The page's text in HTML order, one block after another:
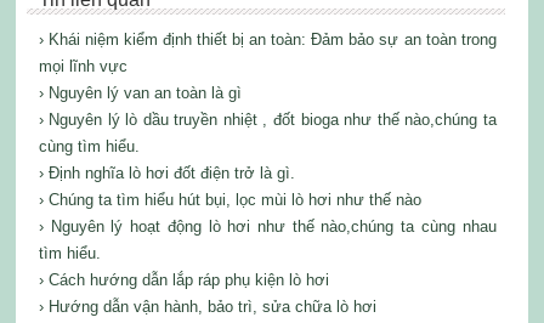
› Khái niệm kiểm định thiết bị an toàn: Đảm bảo sự an toàn trong
mọi lĩnh vực
› Nguyên lý van an toàn là gì
› Nguyên lý lò dầu truyền nhiệt , đốt bioga như thế nào,chúng ta
cùng tìm hiểu.
› Định nghĩa lò hơi đốt điện trở là gì.
› Chúng ta tìm hiểu hút bụi, lọc mùi lò hơi như thế nào
› Nguyên lý hoạt động lò hơi như thế nào,chúng ta cùng nhau
tìm hiểu.
› Cách hướng dẫn lắp ráp phụ kiện lò hơi
› Hướng dẫn vận hành, bảo trì, sửa chữa lò hơi